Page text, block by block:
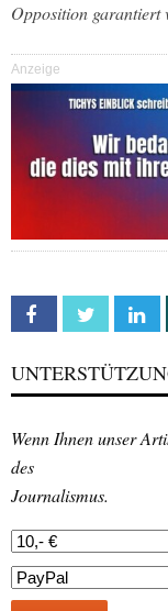
Opposition garantiert
Anzeige
Facebook Twitter
Wenn Ihnen unser
des
Journalismus.